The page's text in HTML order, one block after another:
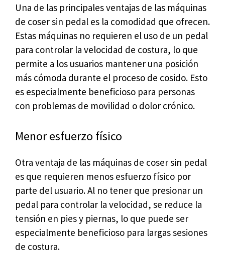
Una de las principales ventajas de las máquinas
de coser sin pedal es la comodidad que ofrecen.
Estas máquinas no requieren el uso de un pedal
para controlar la velocidad de costura, lo que
permite a los usuarios mantener una posición
más cómoda durante el proceso de cosido. Esto
es especialmente beneficioso para personas
con problemas de movilidad o dolor crónico.
Menor esfuerzo físico
Otra ventaja de las máquinas de coser sin pedal
es que requieren menos esfuerzo físico por
parte del usuario. Al no tener que presionar un
pedal para controlar la velocidad, se reduce la
tensión en pies y piernas, lo que puede ser
especialmente beneficioso para largas sesiones
de costura.